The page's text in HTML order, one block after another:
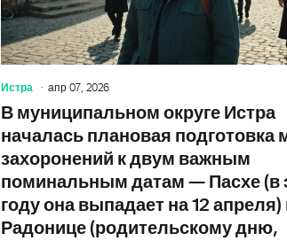
Истра апр 07, 2026
В муниципальном округе Истра
началась плановая подготовка
захоронений к двум важным
поминальным датам — Пасхе (в
году она выпадает на 12 апреля)
Радонице (родительскому дню,